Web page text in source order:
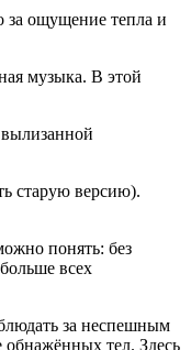
за ощущение тепла и
музыка. В этой
старую версию).
понять: без
всех
за неспешным
тел. Здесь